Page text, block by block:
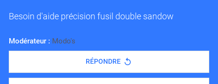
Besoin d'aide précision fusil double sandow
Modérateur : Modo's
RÉPONDRE